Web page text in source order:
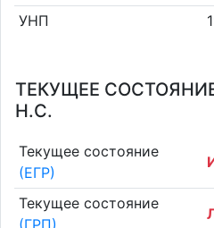
УНП
ТЕКУЩЕЕ
Н.С.
Текущее состояние
(ЕГР)
Текущее состояние